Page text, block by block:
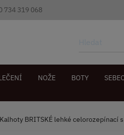
734 319 068
NOŽE BOTY
Kalhoty BRITSKÉ lehké celorozepínací